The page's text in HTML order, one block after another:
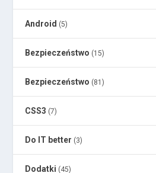
Android (5)
Bezpieczeństwo (15)
Bezpieczeństwo (81)
CSS3 (7)
Do IT better (3)
Dodatki (45)